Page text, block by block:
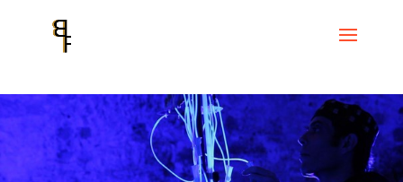
AQUÒFON. SONATA DEL SOMNI. Patxi Valera